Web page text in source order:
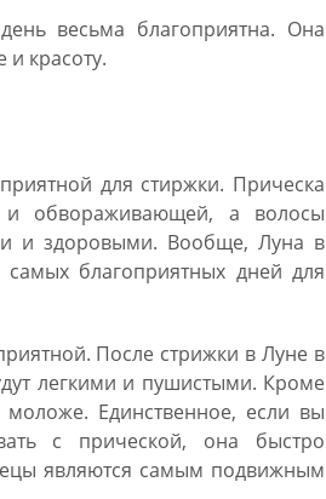
весьма благоприятна. Она
и красоту.
для стиржки. Прическа
и обвораживающей, а волосы
и здоровыми. Вообще, Луна в
благоприятных дней для
После стрижки в Луне в
легкими и пушистыми. Кроме
моложе. Единственное, если вы
с прической, она быстро
являются самым подвижным